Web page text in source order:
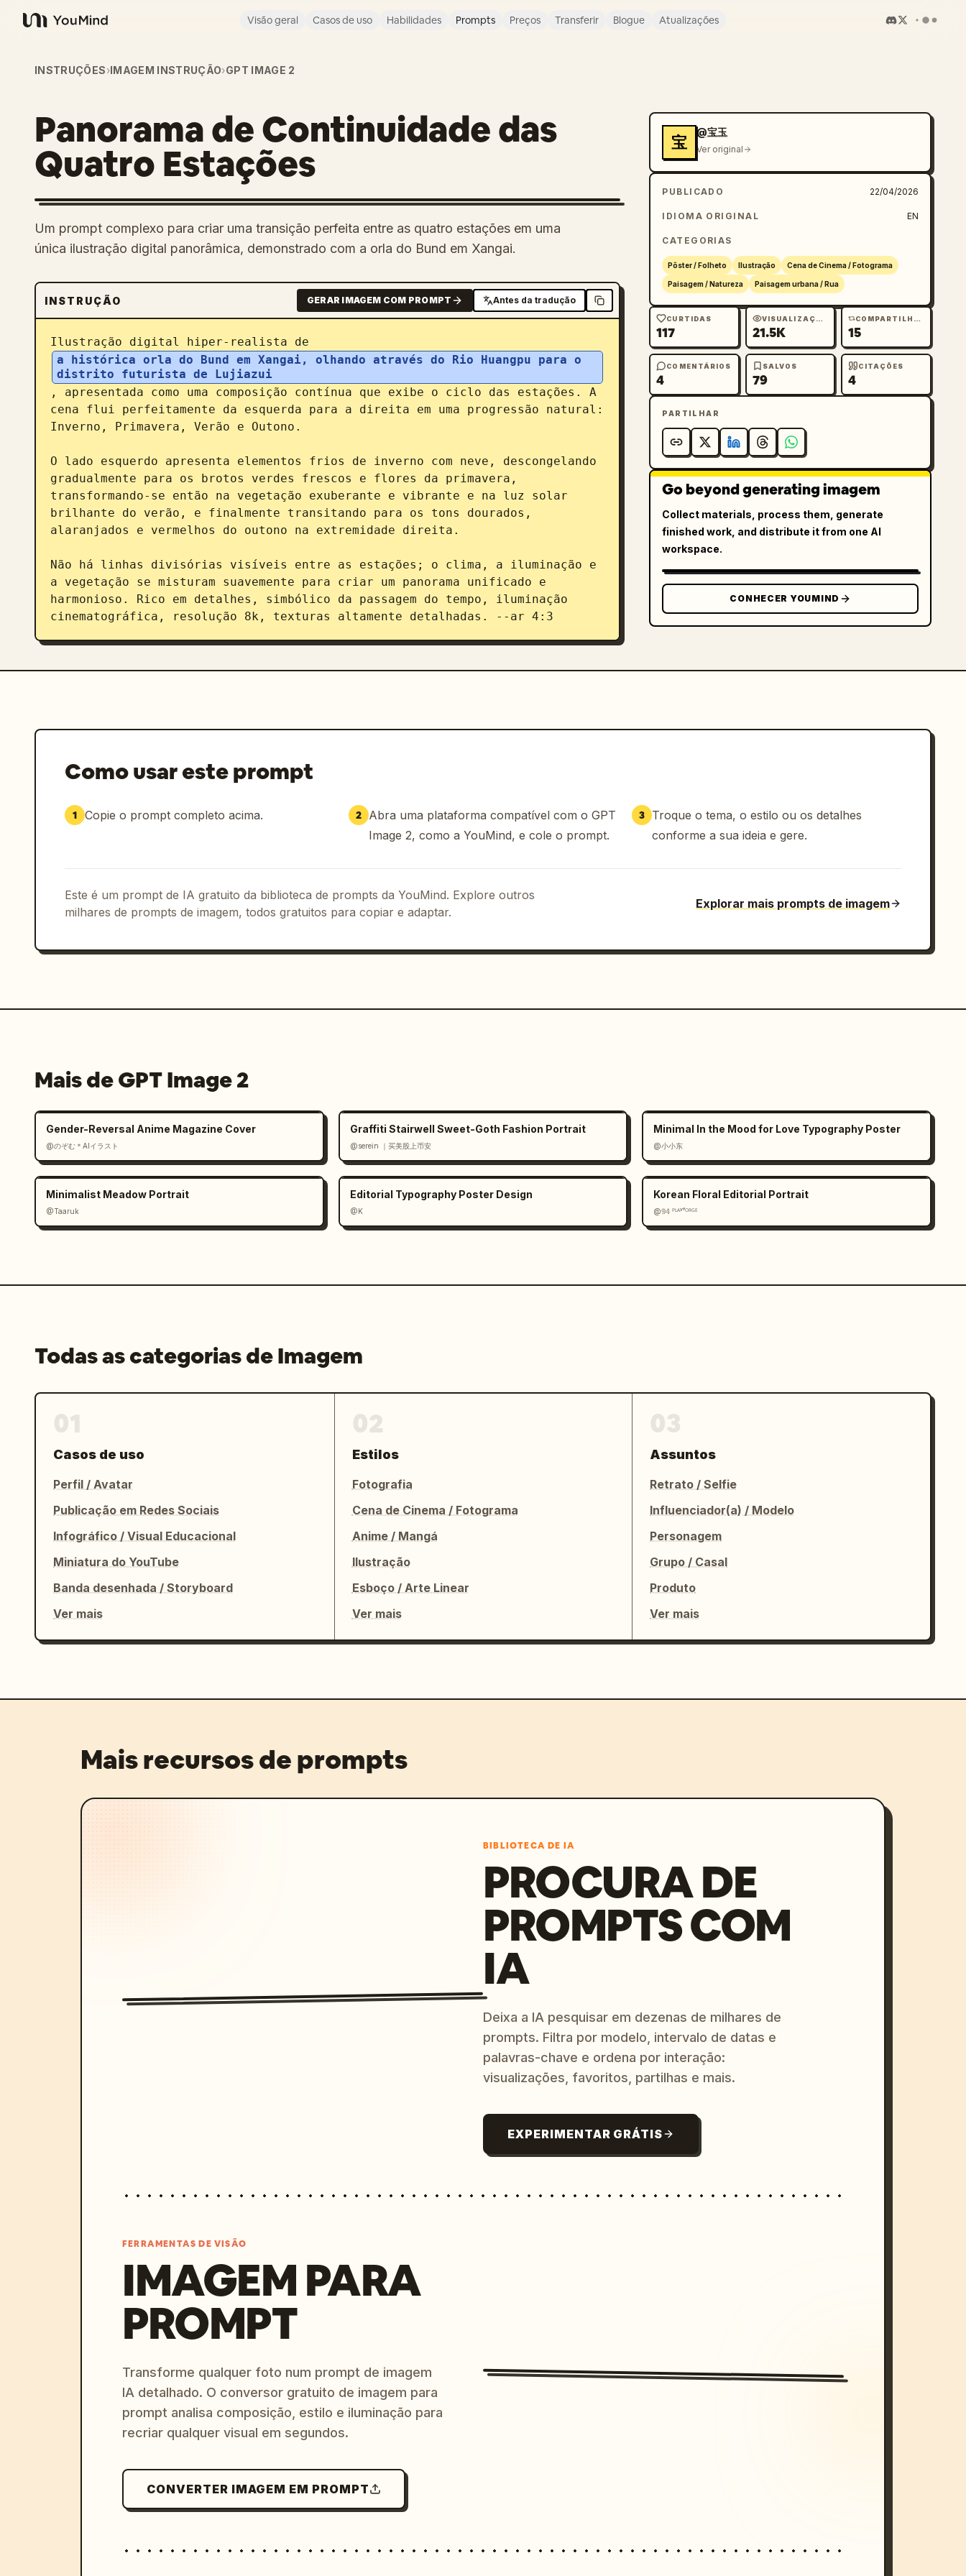
YouMind
Visão geral Casos de uso Habilidades Prompts Preços Transferir Blogue Atualizações
INSTRUÇÕES›IMAGEM INSTRUÇÃO›GPT IMAGE 2
Panorama de Continuidade das
Quatro Estações
Um prompt complexo para criar uma transição perfeita entre as quatro estações em uma
única ilustração digital panorâmica, demonstrado com a orla do Bund em Xangai.
INSTRUÇÃO GERAR IMAGEM COM PROMPT Antes da tradução
Ilustração digital hiper-realista de
a histórica orla do Bund em Xangai, olhando através do Rio Huangpu para o
distrito futurista de Lujiazui
, apresentada como uma composição contínua que exibe o ciclo das estações. A
cena flui perfeitamente da esquerda para a direita em uma progressão natural:
Inverno, Primavera, Verão e Outono.
O lado esquerdo apresenta elementos frios de inverno com neve, descongelando
gradualmente para os brotos verdes frescos e flores da primavera,
transformando-se então na vegetação exuberante e vibrante e na luz solar
brilhante do verão, e finalmente transitando para os tons dourados,
alaranjados e vermelhos do outono na extremidade direita.
Não há linhas divisórias visíveis entre as estações; o clima, a iluminação e
a vegetação se misturam suavemente para criar um panorama unificado e
harmonioso. Rico em detalhes, simbólico da passagem do tempo, iluminação
cinematográfica, resolução 8k, texturas altamente detalhadas. --ar 4:3
宝
@宝玉
Ver original
PUBLICADO 22/04/2026
IDIOMA ORIGINAL EN
CATEGORIAS
Pôster / Folheto Ilustração Cena de Cinema / Fotograma
Paisagem / Natureza Paisagem urbana / Rua
CURTIDAS
117
VISUALIZAÇÕES
21.5K
COMPARTILHAMENTOS
15
COMENTÁRIOS
4
SALVOS
79
CITAÇÕES
4
PARTILHAR
Go beyond generating imagem
Collect materials, process them, generate
finished work, and distribute it from one AI
workspace.
CONHECER YOUMIND
Como usar este prompt
1 Copie o prompt completo acima. 2 Abra uma plataforma compatível com o GPT
Image 2, como a YouMind, e cole o prompt.
3
Troque o tema, o estilo ou os detalhes
conforme a sua ideia e gere.
Este é um prompt de IA gratuito da biblioteca de prompts da YouMind. Explore outros
milhares de prompts de imagem, todos gratuitos para copiar e adaptar.
Explorar mais prompts de imagem
Mais de GPT Image 2
Gender-Reversal Anime Magazine Cover
@のぞむ＊AIイラスト
Graffiti Stairwell Sweet-Goth Fashion Portrait
@serein ｜买美股上币安
Minimal In the Mood for Love Typography Poster
@小小东
Minimalist Meadow Portrait
@Taaruk
Editorial Typography Poster Design
@K
Korean Floral Editorial Portrait
@𝟡𝟜 ᴾᴸᴬʸᶠᴼᴿᴳᴱ
Todas as categorias de Imagem
Casos de uso
Perfil / Avatar
Publicação em Redes Sociais
Infográfico / Visual Educacional
Miniatura do YouTube
Banda desenhada / Storyboard
Ver mais
Estilos
Fotografia
Cena de Cinema / Fotograma
Anime / Mangá
Ilustração
Esboço / Arte Linear
Ver mais
Assuntos
Retrato / Selfie
Influenciador(a) / Modelo
Personagem
Grupo / Casal
Produto
Ver mais
Mais recursos de prompts
BIBLIOTECA DE IA
PROCURA DE
PROMPTS COM
IA
Deixa a IA pesquisar em dezenas de milhares de
prompts. Filtra por modelo, intervalo de datas e
palavras-chave e ordena por interação:
visualizações, favoritos, partilhas e mais.
EXPERIMENTAR GRÁTIS
FERRAMENTAS DE VISÃO
IMAGEM PARA
PROMPT
Transforme qualquer foto num prompt de imagem
IA detalhado. O conversor gratuito de imagem para
prompt analisa composição, estilo e iluminação para
recriar qualquer visual em segundos.
CONVERTER IMAGEM EM PROMPT